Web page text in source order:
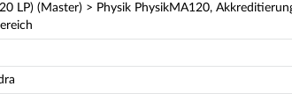
LP) (Master) > Physik PhysikMA120,